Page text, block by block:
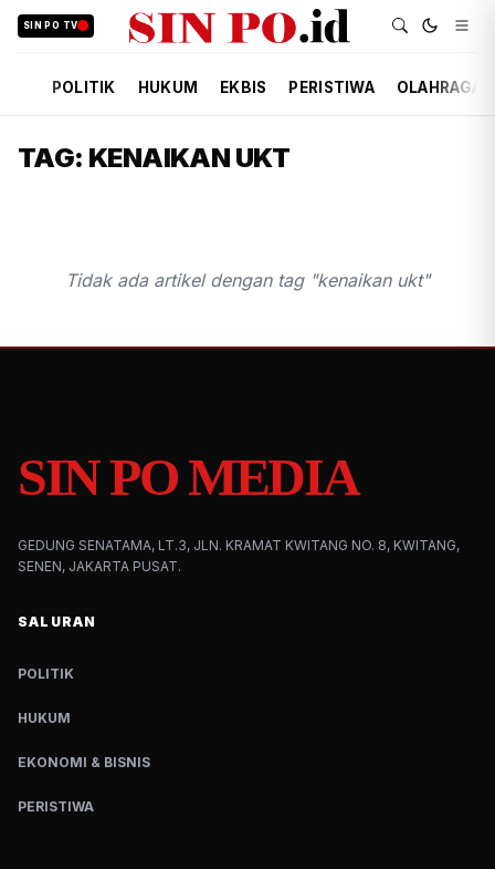
SIN PO TV
POLITIK HUKUM EKBIS PERISTIWA OLAHRAGA
TAG: KENAIKAN UKT
Tidak ada artikel dengan tag "kenaikan ukt"
SIN PO MEDIA
GEDUNG SENATAMA, LT.3, JLN. KRAMAT KWITANG NO. 8, KWITANG,
SENEN, JAKARTA PUSAT.
SALURAN
POLITIK
HUKUM
EKONOMI & BISNIS
PERISTIWA